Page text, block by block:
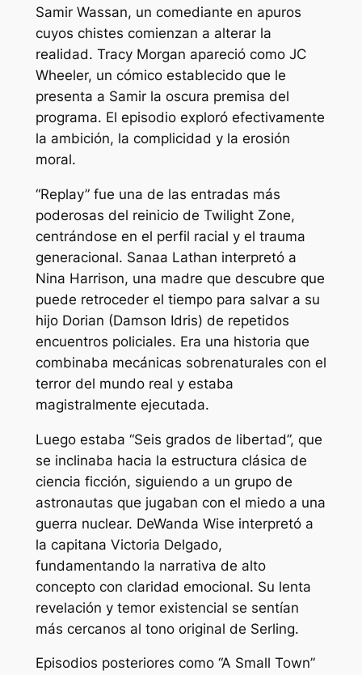
Samir Wassan, un comediante en apuros
cuyos chistes comienzan a alterar la
realidad. Tracy Morgan apareció como JC
Wheeler, un cómico establecido que le
presenta a Samir la oscura premisa del
programa. El episodio exploró efectivamente
la ambición, la complicidad y la erosión
moral.
“Replay” fue una de las entradas más
poderosas del reinicio de Twilight Zone,
centrándose en el perfil racial y el trauma
generacional. Sanaa Lathan interpretó a
Nina Harrison, una madre que descubre que
puede retroceder el tiempo para salvar a su
hijo Dorian (Damson Idris) de repetidos
encuentros policiales. Era una historia que
combinaba mecánicas sobrenaturales con el
terror del mundo real y estaba
magistralmente ejecutada.
Luego estaba “Seis grados de libertad”, que
se inclinaba hacia la estructura clásica de
ciencia ficción, siguiendo a un grupo de
astronautas que jugaban con el miedo a una
guerra nuclear. DeWanda Wise interpretó a
la capitana Victoria Delgado,
fundamentando la narrativa de alto
concepto con claridad emocional. Su lenta
revelación y temor existencial se sentían
más cercanos al tono original de Serling.
Episodios posteriores como “A Small Town”